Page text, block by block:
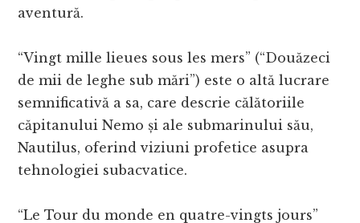
aventură.
“Vingt mille lieues sous les mers” (“Douăzeci
de mii de leghe sub mări”) este o altă lucrare
semnificativă a sa, care descrie călătoriile
căpitanului Nemo și ale submarinului său,
Nautilus, oferind viziuni profetice asupra
tehnologiei subacvatice.
“Le Tour du monde en quatre-vingts jours”